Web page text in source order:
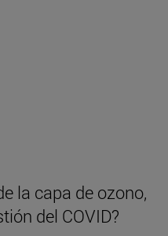
la capa de ozono,
del COVID?